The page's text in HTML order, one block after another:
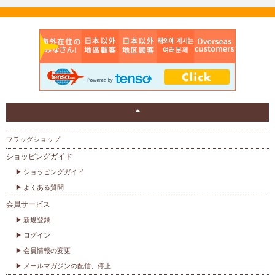
フラッグショップ
ショッピングガイド
ショッピングガイド
よくある質問
会員サービス
新規登録
ログイン
会員情報の変更
メールマガジンの配信、停止